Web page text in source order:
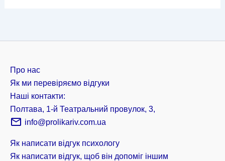
Про нас
Як ми перевіряємо відгуки
Наші контакти:
Полтава, 1-й Театральний провулок, 3,
info@prolikariv.com.ua
Як написати відгук психологу
Як написати відгук, щоб він допоміг іншим